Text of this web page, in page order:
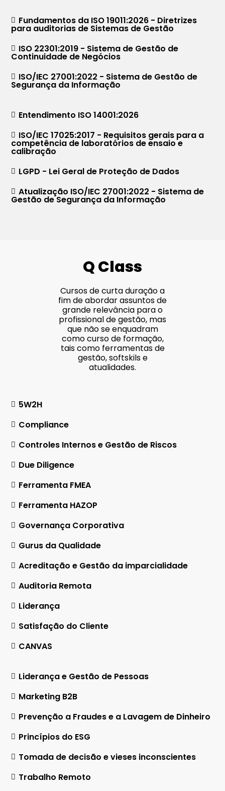
Fundamentos da ISO 19011:2026 - Diretrizes
para auditorias de Sistemas de Gestão
ISO 22301:2019 - Sistema de Gestão de
Continuidade de Negócios
ISO/IEC 27001:2022 - Sistema de Gestão de
Segurança da Informação
Entendimento ISO 14001:2026
ISO/IEC 17025:2017 - Requisitos gerais para a
competência de laboratórios de ensaio e
calibração
LGPD - Lei Geral de Proteção de Dados
Atualização ISO/IEC 27001:2022 - Sistema de
Gestão de Segurança da Informação
Q Class
Cursos de curta duração a
fim de abordar assuntos de
grande relevância para o
profissional de gestão, mas
que não se enquadram
como curso de formação,
tais como ferramentas de
gestão, softskils e
atualidades.
5W2H
Compliance
Controles Internos e Gestão de Riscos
Due Diligence
Ferramenta FMEA
Ferramenta HAZOP
Governança Corporativa
Gurus da Qualidade
Acreditação e Gestão da imparcialidade
Auditoria Remota
Liderança
Satisfação do Cliente
CANVAS
Liderança e Gestão de Pessoas
Marketing B2B
Prevenção a Fraudes e a Lavagem de Dinheiro
Princípios do ESG
Tomada de decisão e vieses inconscientes
Trabalho Remoto